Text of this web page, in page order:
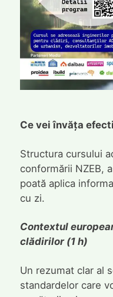
Ce vei învăța
Structura cursului
conformării NZEB,
poată aplica
cu zi.
Contextul
clădirilor (1 h)
Un rezumat clar al
standardelor care